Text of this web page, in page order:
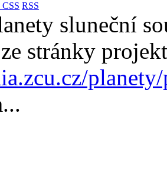
CSS RSS
sluneční
stránky